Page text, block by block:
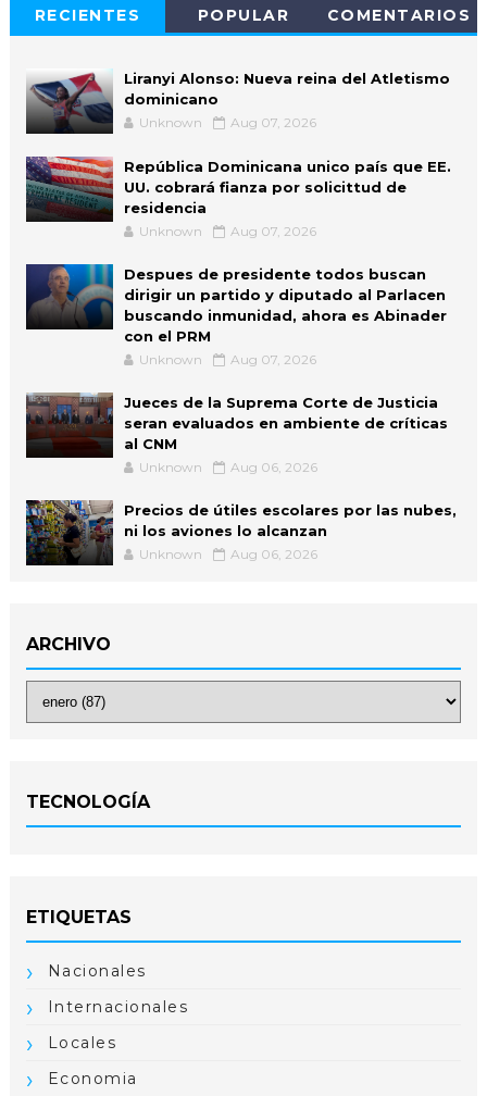
RECIENTES POPULAR COMENTARIOS
Liranyi Alonso: Nueva reina del Atletismo
dominicano
Unknown Aug 07, 2026
República Dominicana unico país que EE.
UU. cobrará fianza por solicittud de
residencia
Unknown Aug 07, 2026
Despues de presidente todos buscan
dirigir un partido y diputado al Parlacen
buscando inmunidad, ahora es Abinader
con el PRM
Unknown Aug 07, 2026
Jueces de la Suprema Corte de Justicia
seran evaluados en ambiente de críticas
al CNM
Unknown Aug 06, 2026
Precios de útiles escolares por las nubes,
ni los aviones lo alcanzan
Unknown Aug 06, 2026
ARCHIVO
TECNOLOGÍA
ETIQUETAS
Nacionales
Internacionales
Locales
Economia